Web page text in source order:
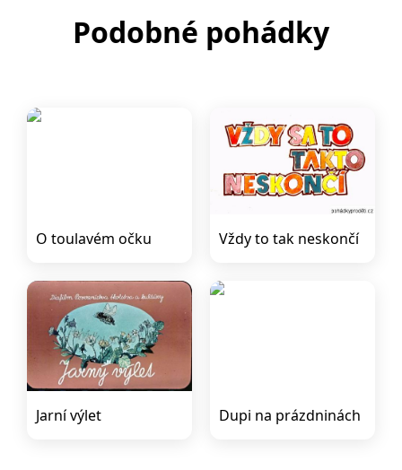
Podobné pohádky
O toulavém očku Vždy to tak neskončí
Jarní výlet Dupi na prázdninách